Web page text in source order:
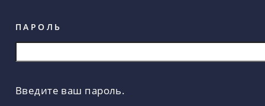
ПАРОЛЬ
Введите ваш пароль.